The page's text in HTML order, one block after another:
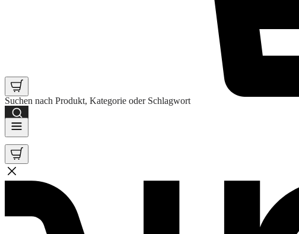
Suchen nach Produkt, Kategorie oder Schlagwort